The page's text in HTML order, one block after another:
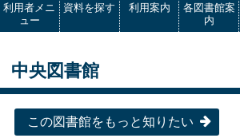
利用者メニ
ュー
資料を探す 利用案内
各図書館案
内
中央図書館
この図書館をもっと知りたい